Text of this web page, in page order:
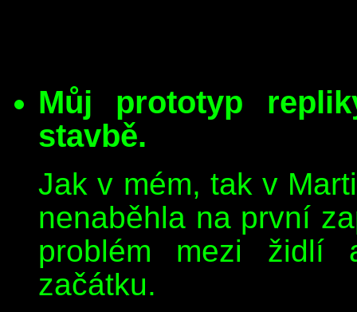
Můj prototyp
stavbě.
Jak v mém, tak v
nenaběhla na první
problém mezi židlí
začátku.